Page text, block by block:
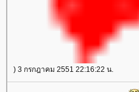
) 3 กรกฎาคม 2551 22:16:22 น.